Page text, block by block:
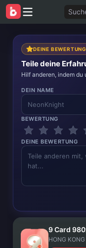
DEINE BEWERTUNG
Teile deine
Hilf anderen, indem
DEIN NAME
BEWERTUNG
DEINE BEWERTUNG
9 Card
HONG KONG